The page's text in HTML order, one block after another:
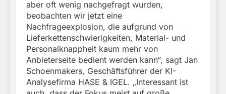
aber oft wenig nachgefragt wurden,
beobachten wir jetzt eine
Nachfrageexplosion, die aufgrund von
Lieferkettenschwierigkeiten, Material- und
Personalknappheit kaum mehr von
Anbieterseite bedient werden kann“, sagt Jan
Schoenmakers, Geschäftsführer der KI-
Analysefirma HASE & IGEL. „Interessant ist